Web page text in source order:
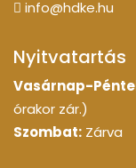
info@hdke.hu
Nyitvatartás
Vasárnap-
órakor zár.)
Szombat: Zárva